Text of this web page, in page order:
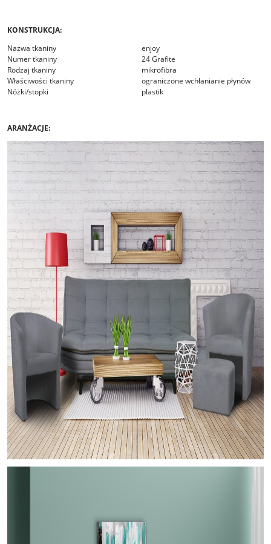
KONSTRUKCJA:
Nazwa tkaniny
enjoy
Numer tkaniny
24 Grafite
Rodzaj tkaniny
mikrofibra
Właściwości tkaniny
ograniczone wchłanianie płynów
Nóżki/stopki
plastik
ARANŻACJE: